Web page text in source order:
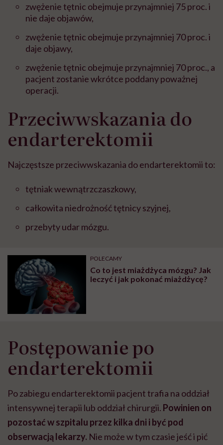
zwężenie tętnic obejmuje przynajmniej 75 proc. i
nie daje objawów,
zwężenie tętnic obejmuje przynajmniej 70 proc. i
daje objawy,
zwężenie tętnic obejmuje przynajmniej 70 proc., a
pacjent zostanie wkrótce poddany poważnej
operacji.
Przeciwwskazania do
endarterektomii
Najczęstsze przeciwwskazania do endarterektomii to:
tętniak wewnątrzczaszkowy,
całkowita niedrożność tętnicy szyjnej,
przebyty udar mózgu.
POLECAMY
Co to jest miażdżyca mózgu? Jak
leczyć i jak pokonać miażdżycę?
Postępowanie po
endarterektomii
Po zabiegu endarterektomii pacjent trafia na oddział
intensywnej terapii lub oddział chirurgii. Powinien on
pozostać w szpitalu przez kilka dni i być pod
obserwacją lekarzy. Nie może w tym czasie jeść i pić